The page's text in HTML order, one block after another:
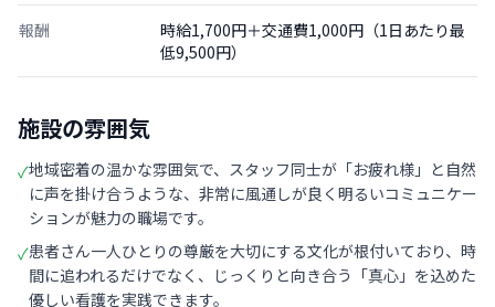
報酬
時給1,700円＋交通費1,000円（1日あたり最
低9,500円）
施設の雰囲気
✓地域密着の温かな雰囲気で、スタッフ同士が「お疲れ様」と自然
に声を掛け合うような、非常に風通しが良く明るいコミュニケー
ションが魅力の職場です。
✓患者さん一人ひとりの尊厳を大切にする文化が根付いており、時
間に追われるだけでなく、じっくりと向き合う「真心」を込めた
優しい看護を実践できます。